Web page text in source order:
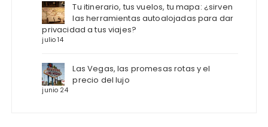
Tu itinerario, tus vuelos, tu mapa: ¿sirven
las herramientas autoalojadas para dar
privacidad a tus viajes?
julio 14
Las Vegas, las promesas rotas y el
precio del lujo
junio 24